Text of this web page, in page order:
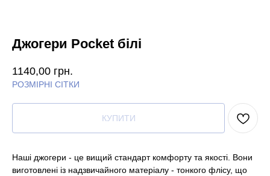
Джогери Pocket білі
1140,00 грн.
РОЗМІРНІ СІТКИ
КУПИТИ
Наші джогери - це вищий стандарт комфорту та якості. Вони
виготовлені із надзвичайного матеріалу - тонкого флісу, що